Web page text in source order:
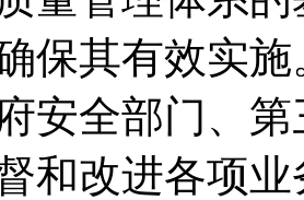
保其有效实
安全部门
和改进各项